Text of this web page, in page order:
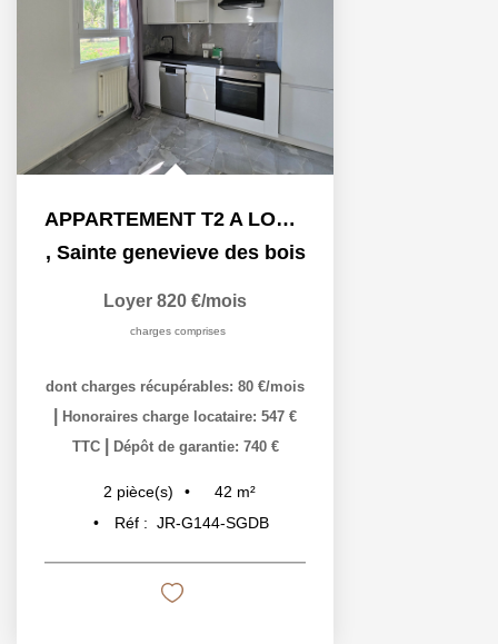
APPARTEMENT T2 A LOUER - SAINTE GENEVIÈVE DES BOIS
, Sainte genevieve des bois
Loyer 820 €/mois
charges comprises
dont charges récupérables: 80 €/mois
Honoraires charge locataire: 547 €
TTC
Dépôt de garantie: 740 €
2 pièce(s) 42 m²
Réf : JR-G144-SGDB